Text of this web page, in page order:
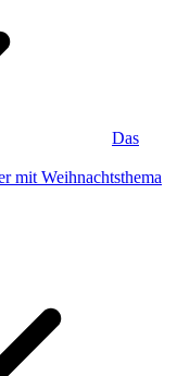
Das
mit Weihnachtsthema